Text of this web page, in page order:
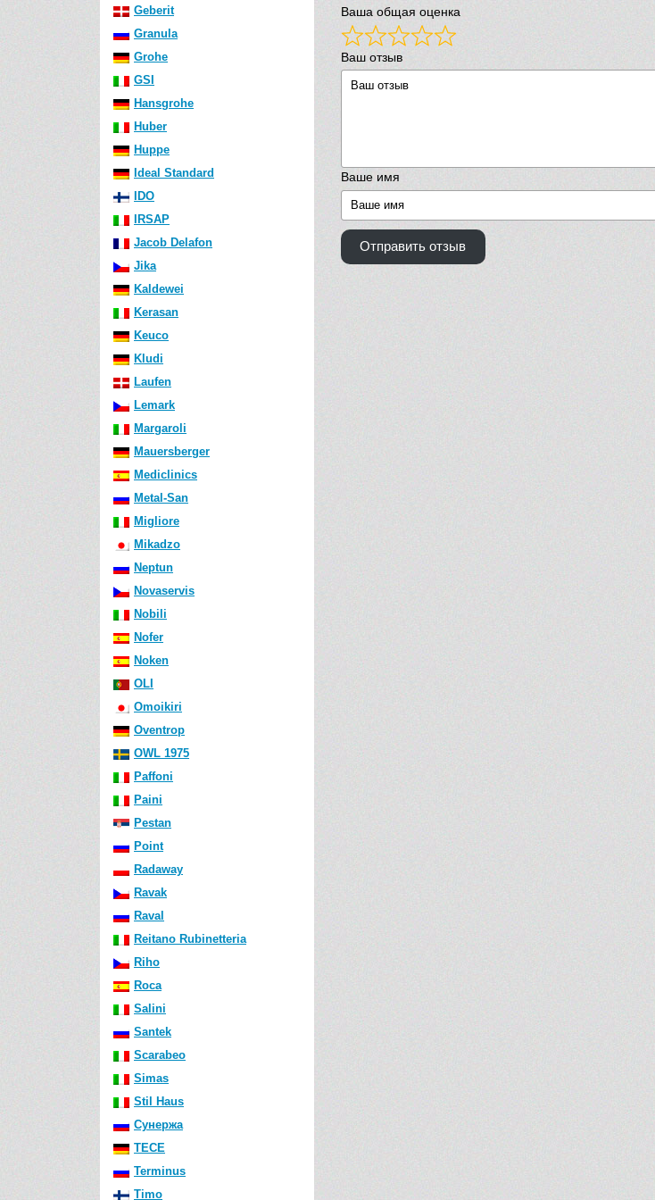
Geberit
Granula
Grohe
GSI
Hansgrohe
Huber
Huppe
Ideal Standard
IDO
IRSAP
Jacob Delafon
Jika
Kaldewei
Kerasan
Keuco
Kludi
Laufen
Lemark
Margaroli
Mauersberger
Mediclinics
Metal-San
Migliore
Mikadzo
Neptun
Novaservis
Nobili
Nofer
Noken
OLI
Omoikiri
Oventrop
OWL 1975
Paffoni
Paini
Pestan
Point
Radaway
Ravak
Raval
Reitano Rubinetteria
Riho
Roca
Salini
Santek
Scarabeo
Simas
Stil Haus
Сунержа
TECE
Terminus
Timo
Ваша общая оценка
Ваш отзыв
Ваше имя
Отправить отзыв